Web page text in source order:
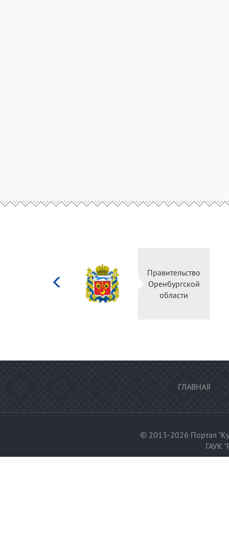
Правительство
Оренбургской
области
ГЛАВНАЯ
© 2013-2026 Портал
ГАУК